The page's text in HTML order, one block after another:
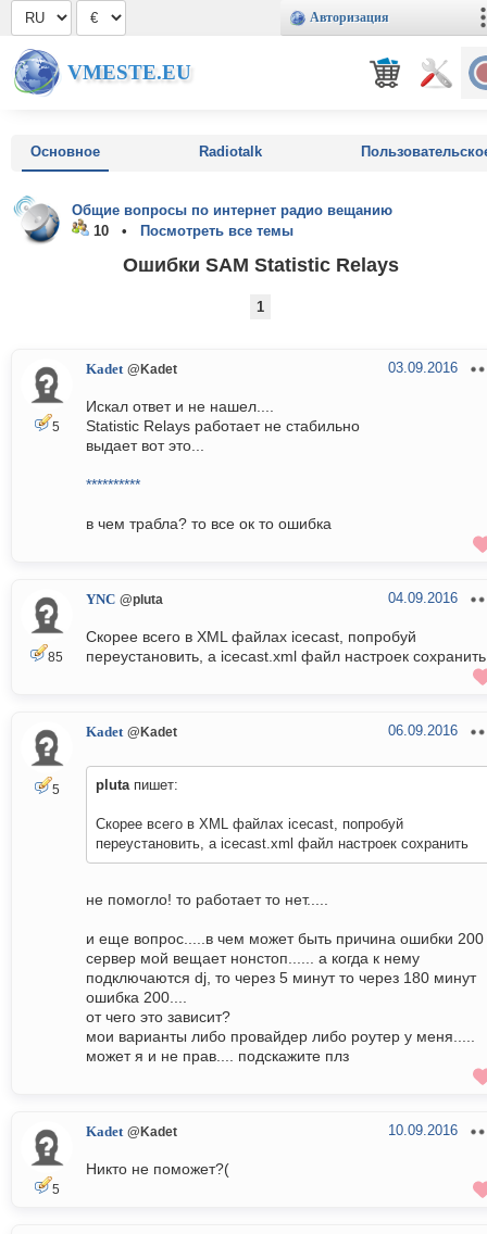
Авторизация
VMESTE.EU
Основное Radiotalk
Общие вопросы по интернет радио вещанию
10 •
Посмотреть все темы
Ошибки SAM Statistic Relays
1
5
Kadet @Kadet 03.09.2016
Искал ответ и не нашел....
Statistic Relays работает не стабильно
выдает вот это...
**********
в чем трабла? то все ок то ошибка
85
YNC @pluta 04.09.2016
Скорее всего в XML файлах icecast, попробуй
переустановить, а icecast.xml файл настроек сохранить
5
Kadet @Kadet 06.09.2016
plutaпишет:
Скорее всего в XML файлах icecast, попробуй
переустановить, а icecast.xml файл настроек сохранить
не помогло! то работает то нет.....
и еще вопрос.....в чем может быть причина ошибки 200
сервер мой вещает нонстоп...... а когда к нему
подключаются dj, то через 5 минут то через 180 минут
ошибка 200....
от чего это зависит?
мои варианты либо провайдер либо роутер у меня.....
может я и не прав.... подскажите плз
5
Kadet @Kadet 10.09.2016
Никто не поможет?(